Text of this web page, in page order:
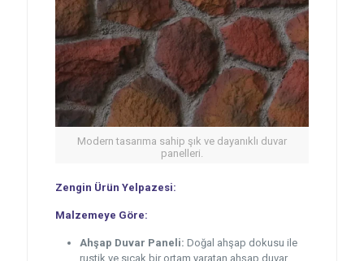
Modern tasarıma sahip şık ve dayanıklı duvar
panelleri.
Zengin Ürün Yelpazesi:
Malzemeye Göre:
Ahşap Duvar Paneli: Doğal ahşap dokusu ile
rustik ve sıcak bir ortam yaratan ahşap duvar